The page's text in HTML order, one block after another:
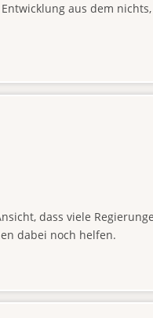
aus dem
dass viele
dabei noch helfen.